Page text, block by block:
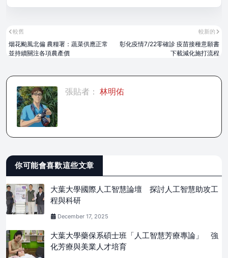
較新的
彰化疫情7/22零確診 疫苗接種意願書
下載減化施打流程
較舊
烟花颱風北偏 農糧署：蔬菜供應正常
並持續關注各項農產價
張貼者： 林明佑
你可能會喜歡這些文章
大葉大學國際人工智慧論壇 探討人工智慧助攻工
程與科研
December 17, 2025
大葉大學藥保系碩士班「人工智慧芳療專論」 強
化芳療與美業人才培育